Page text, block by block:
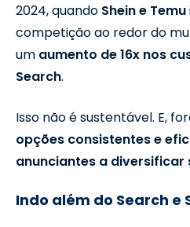
2024, quando Shein e Temu
competição ao redor do
um aumento de 16x nos
Search.
Isso não é sustentável. E,
opções consistentes e
anunciantes a diversificar
Indo além do Search e